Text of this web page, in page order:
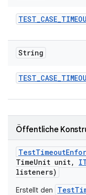
TEST_CASE_
String
TEST_CASE_
Öffentliche
TestTimeout
TimeUnit unit,
listeners)
Erstellt den